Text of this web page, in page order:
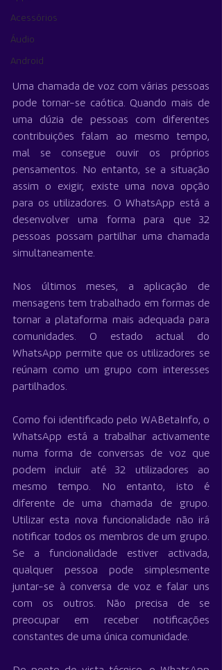
Acessórios
Áudio
Android
Uma chamada de voz com várias pessoas
pode tornar-se caótica. Quando mais de
uma dúzia de pessoas com diferentes
contribuições falam ao mesmo tempo,
mal se consegue ouvir os próprios
pensamentos. No entanto, se a situação
assim o exigir, existe uma nova opção
para os utilizadores. O WhatsApp está a
desenvolver uma forma para que 32
pessoas possam partilhar uma chamada
simultaneamente.
Nos últimos meses, a aplicação de
mensagens tem trabalhado em formas de
tornar a plataforma mais adequada para
comunidades. O estado actual do
WhatsApp permite que os utilizadores se
reúnam como um grupo com interesses
partilhados.
Como foi identificado pelo WABetaInfo, o
WhatsApp está a trabalhar activamente
numa forma de conversas de voz que
podem incluir até 32 utilizadores ao
mesmo tempo. No entanto, isto é
diferente de uma chamada de grupo.
Utilizar esta nova funcionalidade não irá
notificar todos os membros de um grupo.
Se a funcionalidade estiver activada,
qualquer pessoa pode simplesmente
juntar-se à conversa de voz e falar uns
com os outros. Não precisa de se
preocupar em receber notificações
constantes de uma única comunidade.